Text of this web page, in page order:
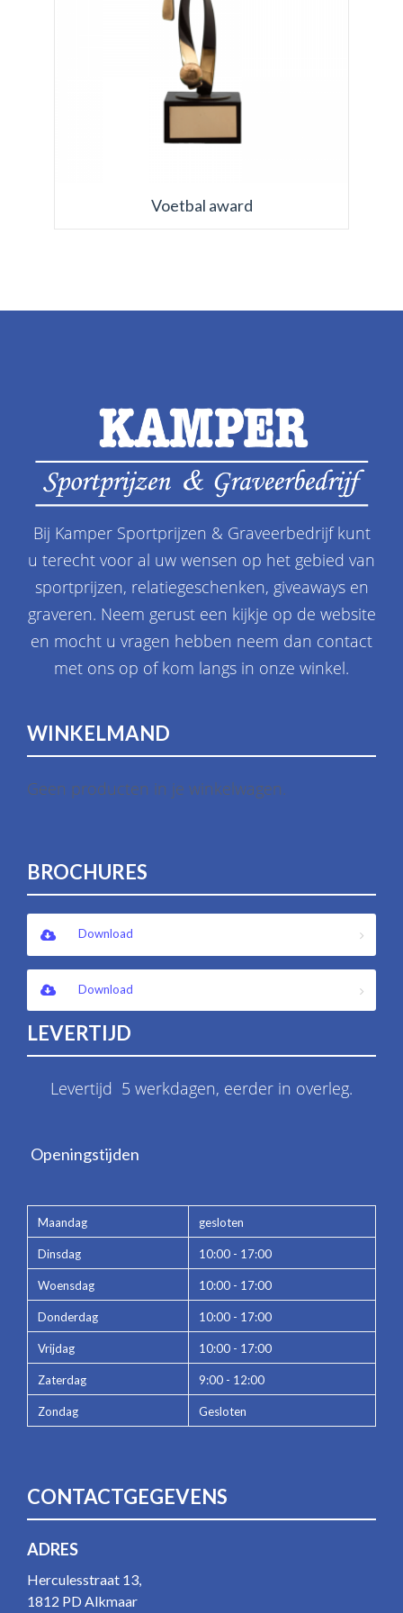
Voetbal award
Bij Kamper Sportprijzen & Graveerbedrijf kunt
u terecht voor al uw wensen op het gebied van
sportprijzen, relatiegeschenken, giveaways en
graveren. Neem gerust een kijkje op de website
en mocht u vragen hebben neem dan contact
met ons op of kom langs in onze winkel.
WINKELMAND
Geen producten in je winkelwagen.
BROCHURES
Download
Download
LEVERTIJD
Levertijd 5 werkdagen, eerder in overleg.
Openingstijden
Maandag gesloten
Dinsdag 10:00 - 17:00
Woensdag 10:00 - 17:00
Donderdag 10:00 - 17:00
Vrijdag 10:00 - 17:00
Zaterdag 9:00 - 12:00
Zondag Gesloten
CONTACTGEGEVENS
ADRES
Herculesstraat 13,
1812 PD Alkmaar